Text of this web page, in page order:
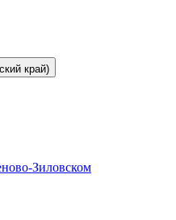
край)
Зиловском